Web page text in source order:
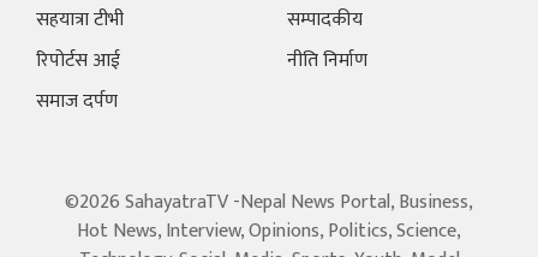
सहयात्रा टीभी
रिपोर्टस आई
समाज दर्पण
सम्पादकीय
नीति निर्माण
©2026 SahayatraTV -Nepal News Portal, Business,
Hot News, Interview, Opinions, Politics, Science,